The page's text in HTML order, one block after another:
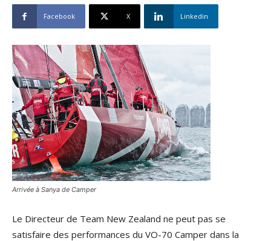
Facebook X Linkedin
Arrivée à Sanya de Camper
Le Directeur de Team New Zealand ne peut pas se
satisfaire des performances du VO-70 Camper dans la